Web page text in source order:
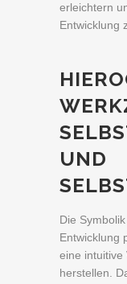
erleichtern
Entwicklung
UND
Die
Entwicklung
eine intuitive
herstellen.